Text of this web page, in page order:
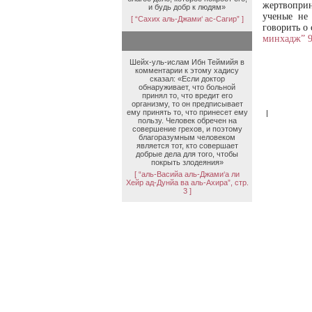
и будь добр к людям»
[ “Сахих аль-Джами‘ ас-Сагир” ]
Шейх-уль-ислам Ибн Теймийя в
комментарии к этому хадису
сказал: «Если доктор
обнаруживает, что больной
принял то, что вредит его
организму, то он предписывает
ему принять то, что принесет ему
пользу. Человек обречен на
совершение грехов, и поэтому
благоразумным человеком
является тот, кто совершает
добрые дела для того, чтобы
покрыть злодеяния»
[ “аль-Васийа аль-Джами‘а ли
Хейр ад-Дунйа ва аль-Ахира”, стр.
3 ]
ученые не
говорить
минхадж”
|